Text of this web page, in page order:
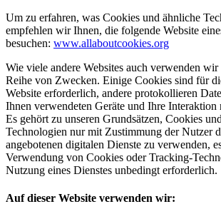
Um zu erfahren, was Cookies und ähnliche
empfehlen wir Ihnen, die folgende Website
besuchen: www.allaboutcookies.org
Wie viele andere Websites auch verwenden
Reihe von Zwecken. Einige Cookies sind für
Website erforderlich, andere protokollieren
Ihnen verwendeten Geräte und Ihre Interaktion
Es gehört zu unseren Grundsätzen, Cookies
Technologien nur mit Zustimmung der Nutzer
angebotenen digitalen Dienste zu verwenden,
Verwendung von Cookies oder Tracking-
Nutzung eines Dienstes unbedingt erforderlich.
Auf dieser Website verwenden wir: